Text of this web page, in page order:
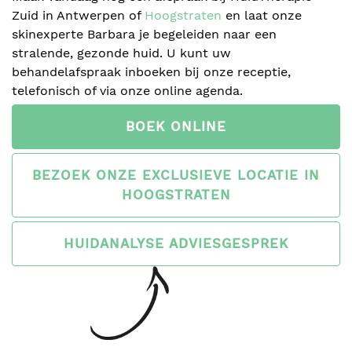
Zuid in Antwerpen of Hoogstraten en laat onze
skinexperte Barbara je begeleiden naar een
stralende, gezonde huid. U kunt uw
behandelafspraak inboeken bij onze receptie,
telefonisch of via onze online agenda.
BOEK ONLINE
BEZOEK ONZE EXCLUSIEVE LOCATIE IN
HOOGSTRATEN
HUIDANALYSE ADVIESGESPREK